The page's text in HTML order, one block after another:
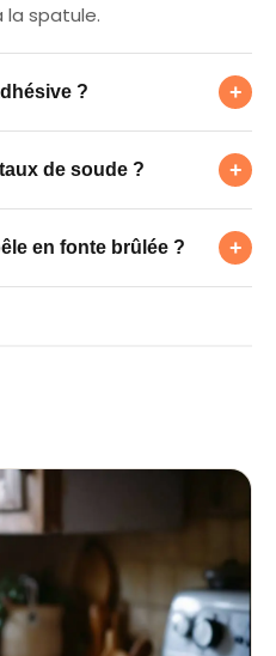
la spatule.
? +
cristaux de soude ?
de soude ? +
poêle en fonte
en fonte brûlée ? +